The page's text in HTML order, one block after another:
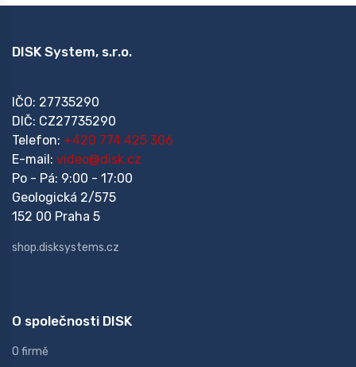
DISK System, s.r.o.
IČO: 27735290
DIČ: CZ27735290
Telefon: +420 774 425 306
E-mail: video@disk.cz
Po - Pá: 9:00 - 17:00
Geologická 2/575
152 00 Praha 5
shop.disksystems.cz
O společnosti DISK
O firmě